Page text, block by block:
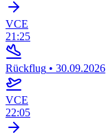
VCE
21:25
Rückflug • 30.09.2026
VCE
22:05